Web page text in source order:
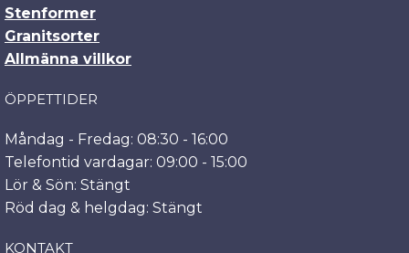
Stenformer
Granitsorter
Allmänna villkor
ÖPPETTIDER
Måndag - Fredag: 08:30 - 16:00
Telefontid vardagar: 09:00 - 15:00
Lör & Sön: Stängt
Röd dag & helgdag: Stängt
KONTAKT